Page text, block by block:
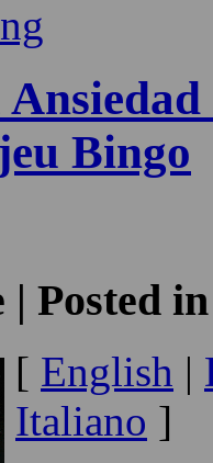
Bingo
| Posted
[ English |
Italiano ]